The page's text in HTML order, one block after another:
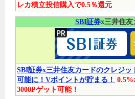
レカ積立投信購入で0.5％還元
SBI証券x三井住友
SBI証券x三井住友カードのクレジ
可能に！Vポイントが貯まる！ 0.5%
3000Pゲット可能！